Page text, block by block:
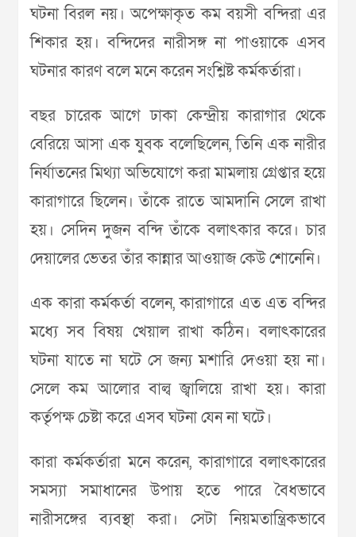
ঘটনা বিরল নয়। অপেক্ষাকৃত কম বয়সী বন্দিরা এর
শিকার হয়। বন্দিদের নারীসঙ্গ না পাওয়াকে এসব
ঘটনার কারণ বলে মনে করেন সংশ্লিষ্ট কর্মকর্তারা।
বছর চারেক আগে ঢাকা কেন্দ্রীয় কারাগার থেকে
বেরিয়ে আসা এক যুবক বলেছিলেন, তিনি এক নারীর
নির্যাতনের মিথ্যা অভিযোগে করা মামলায় গ্রেপ্তার হয়ে
কারাগারে ছিলেন। তাঁকে রাতে আমদানি সেলে রাখা
হয়। সেদিন দুজন বন্দি তাঁকে বলাৎকার করে। চার
দেয়ালের ভেতর তাঁর কান্নার আওয়াজ কেউ শোনেনি।
এক কারা কর্মকর্তা বলেন, কারাগারে এত এত বন্দির
মধ্যে সব বিষয় খেয়াল রাখা কঠিন। বলাৎকারের
ঘটনা যাতে না ঘটে সে জন্য মশারি দেওয়া হয় না।
সেলে কম আলোর বাল্ব জ্বালিয়ে রাখা হয়। কারা
কর্তৃপক্ষ চেষ্টা করে এসব ঘটনা যেন না ঘটে।
কারা কর্মকর্তারা মনে করেন, কারাগারে বলাৎকারের
সমস্যা সমাধানের উপায় হতে পারে বৈধভাবে
নারীসঙ্গের ব্যবস্থা করা। সেটা নিয়মতান্ত্রিকভাবে